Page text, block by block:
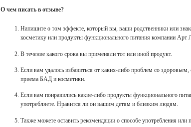
О чем писать в отзыве?
Напишите о том эффекте, который вы, ваши родственники или
косметику или продукты функционального питания компании Арт
В течение какого срока вы применяли тот или иной продукт.
Если вам удалось избавиться от каких-либо проблем со
приема БАД и косметики.
Если вам понравились какие-либо продукты функционального
употребляете. Нравится ли он вашим детям и близким людям.
Также можете оставить рекомендации о способе употребления или